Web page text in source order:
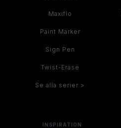
Maxiflo
Paint Marker
Sign Pen
Twist-Erase
Se alla serier >
INSPIRATION